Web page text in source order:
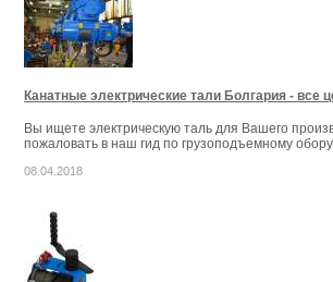
Канатные электрические тали Болгария - все
Вы ищете электрическую таль для Вашего
пожаловать в наш гид по грузоподъемному
08.04.2018